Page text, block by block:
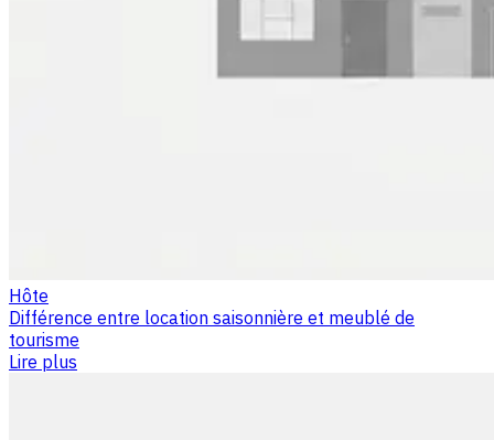
Hôte
Différence entre location saisonnière et meublé de
tourisme
Lire plus